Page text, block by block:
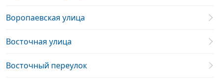
Воропаевская улица
Восточная улица
Восточный переулок